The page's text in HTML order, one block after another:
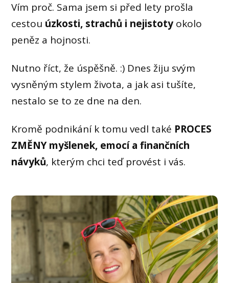
Vím proč. Sama jsem si před lety prošla
cestou úzkosti, strachů i nejistoty okolo
peněz a hojnosti.
Nutno říct, že úspěšně. :) Dnes žiju svým
vysněným stylem života, a jak asi tušíte,
nestalo se to ze dne na den.
Kromě podnikání k tomu vedl také PROCES
ZMĚNY myšlenek, emocí a finančních
návyků, kterým chci teď provést i vás.